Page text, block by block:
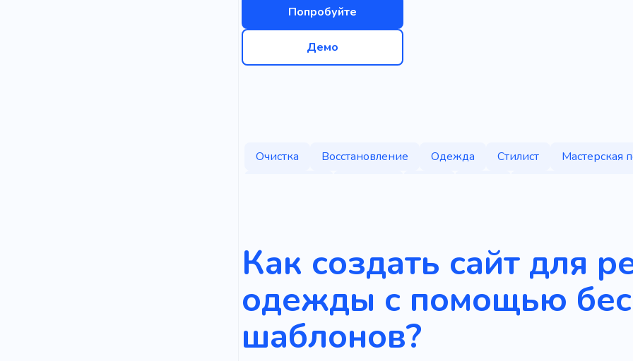
Попробуйте
Демо
Очистка Восстановление Одежда Стилист
Мастерская
Свадебные платья
Радуга Замша Купальники
Сумка
Индивидуальный пошив
Одежда
Искусственный интеллект
Уход за одеждой
Модница
Как создать сайт для
одежды с помощью
шаблонов?